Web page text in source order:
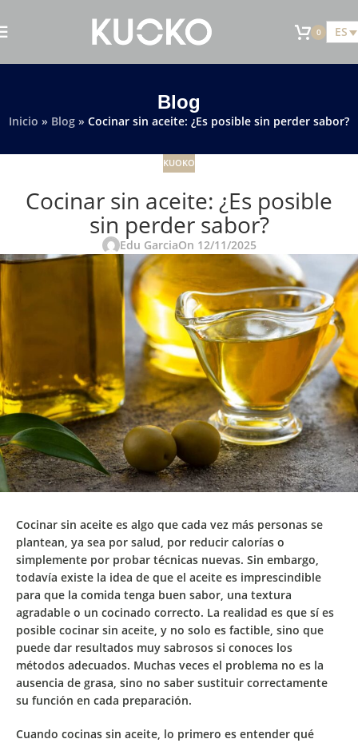
0 ES
Blog
Inicio » Blog » Cocinar sin aceite: ¿Es posible sin perder sabor?
KUOKO
Cocinar sin aceite: ¿Es posible
sin perder sabor?
Edu GarciaOn 12/11/2025
Cocinar sin aceite es algo que cada vez más personas se
plantean, ya sea por salud, por reducir calorías o
simplemente por probar técnicas nuevas. Sin embargo,
todavía existe la idea de que el aceite es imprescindible
para que la comida tenga buen sabor, una textura
agradable o un cocinado correcto. La realidad es que sí es
posible cocinar sin aceite, y no solo es factible, sino que
puede dar resultados muy sabrosos si conoces los
métodos adecuados. Muchas veces el problema no es la
ausencia de grasa, sino no saber sustituir correctamente
su función en cada preparación.
Cuando cocinas sin aceite, lo primero es entender qué